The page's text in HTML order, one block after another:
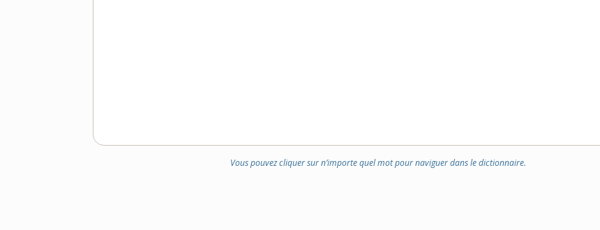
Vous pouvez cliquer sur n’importe quel mot pour naviguer dans le dictionnaire.